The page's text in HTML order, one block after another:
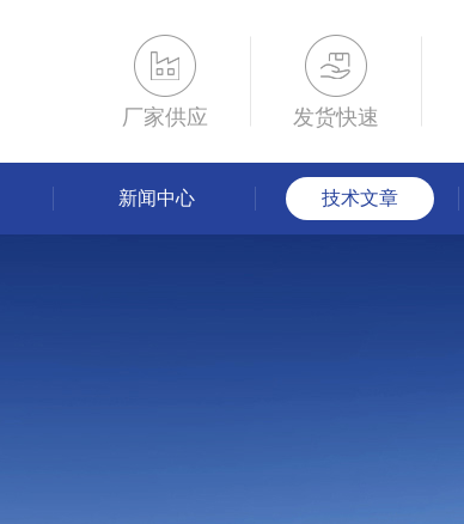
厂家供应 发货快速
新闻中心 技术文章